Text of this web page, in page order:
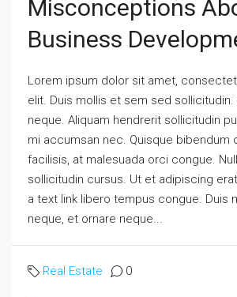
Misconceptions
Business
Lorem ipsum dolor sit amet,
elit. Duis mollis et sem sed
neque. Aliquam hendrerit sollicitudin
mi accumsan nec. Quisque bibendum
facilisis, at malesuada orci congue.
sollicitudin cursus. Ut et adipiscing
a text link libero tempus congue. Duis
neque, et ornare neque...
Real Estate 0